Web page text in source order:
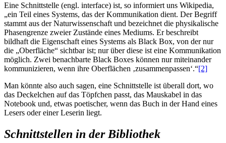
Eine Schnittstelle (engl. interface) ist, so informiert uns Wikipedia,
„ein Teil eines Systems, das der Kommunikation dient. Der Begriff
stammt aus der Naturwissenschaft und bezeichnet die physikalische
Phasengrenze zweier Zustände eines Mediums. Er beschreibt
bildhaft die Eigenschaft eines Systems als Black Box, von der nur
die „Oberfläche“ sichtbar ist; nur über diese ist eine Kommunikation
möglich. Zwei benachbarte Black Boxes können nur miteinander
kommunizieren, wenn ihre Oberflächen ‚zusammenpassen‘.“[2]
Man könnte also auch sagen, eine Schnittstelle ist überall dort, wo
das Deckelchen auf das Töpfchen passt, das Mauskabel in das
Notebook und, etwas poetischer, wenn das Buch in der Hand eines
Lesers oder einer Leserin liegt.
Schnittstellen in der Bibliothek